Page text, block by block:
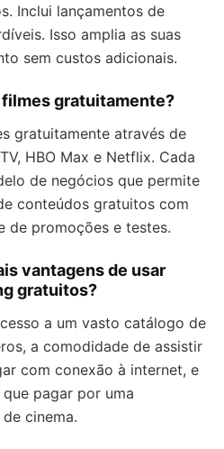
Inclui lançamentos de
Isso amplia as suas
sem custos adicionais.
gratuitamente?
gratuitamente através de
HBO Max e Netflix. Cada
de negócios que permite
conteúdos gratuitos com
de promoções e testes.
vantagens de usar
gratuitos?
a um vasto catálogo de
a comodidade de assistir
com conexão à internet, e
pagar por uma
cinema.